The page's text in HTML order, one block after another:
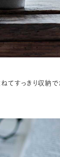
てすっきり収納で